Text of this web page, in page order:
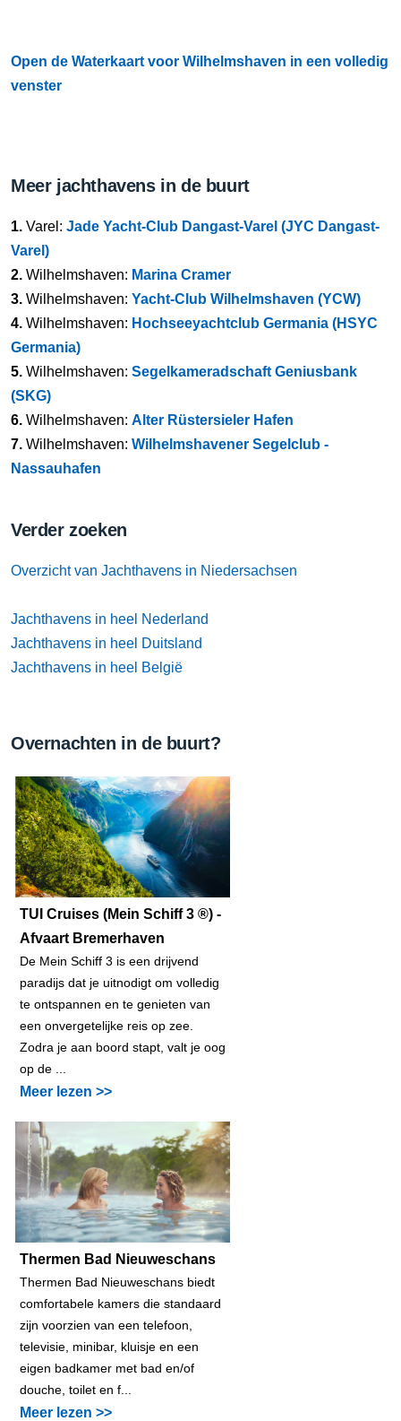
Open de Waterkaart voor Wilhelmshaven in een volledig
venster
Meer jachthavens in de buurt
1. Varel: Jade Yacht-Club Dangast-Varel (JYC Dangast-
Varel)
2. Wilhelmshaven: Marina Cramer
3. Wilhelmshaven: Yacht-Club Wilhelmshaven (YCW)
4. Wilhelmshaven: Hochseeyachtclub Germania (HSYC
Germania)
5. Wilhelmshaven: Segelkameradschaft Geniusbank
(SKG)
6. Wilhelmshaven: Alter Rüstersieler Hafen
7. Wilhelmshaven: Wilhelmshavener Segelclub -
Nassauhafen
Verder zoeken
Overzicht van Jachthavens in Niedersachsen
Jachthavens in heel Nederland
Jachthavens in heel Duitsland
Jachthavens in heel België
Overnachten in de buurt?
TUI Cruises (Mein Schiff 3 ®) -
Afvaart Bremerhaven
De Mein Schiff 3 is een drijvend
paradijs dat je uitnodigt om volledig
te ontspannen en te genieten van
een onvergetelijke reis op zee.
Zodra je aan boord stapt, valt je oog
op de ...
Meer lezen >>
Thermen Bad Nieuweschans
Thermen Bad Nieuweschans biedt
comfortabele kamers die standaard
zijn voorzien van een telefoon,
televisie, minibar, kluisje en een
eigen badkamer met bad en/of
douche, toilet en f...
Meer lezen >>